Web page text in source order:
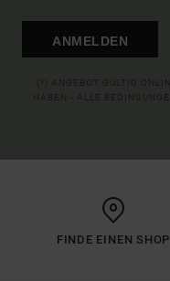
ANMELDEN
FINDE EINEN SHOP